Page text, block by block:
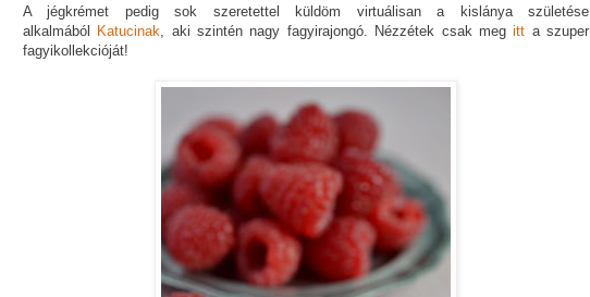
A jégkrémet pedig sok szeretettel küldöm virtuálisan a kislánya születése
alkalmából
Katucinak, aki szintén nagy fagyirajongó. Nézzétek csak megitt a szuper
fagyikollekcióját!